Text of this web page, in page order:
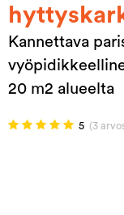
Kannettava
20 m2 alueelta
5 (3